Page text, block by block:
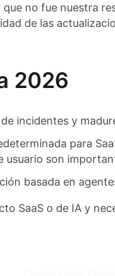
no fue nuestra
de las
2026
incidentes y
para
usuario son
basada en
SaaS o de IA y